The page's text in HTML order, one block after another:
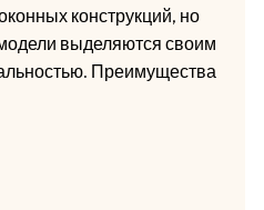
конструкций, но
выделяются своим
Преимущества